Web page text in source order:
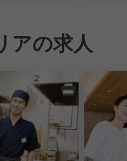
アの求人